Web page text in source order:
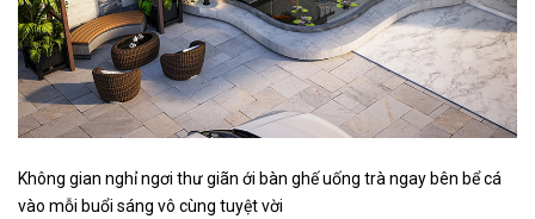
Không gian nghỉ ngơi thư giãn ới bàn ghế uống trà ngay bên bể cá
vào mỗi buổi sáng vô cùng tuyệt vời